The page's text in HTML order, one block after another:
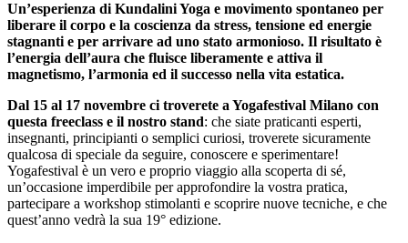
Un’esperienza di Kundalini Yoga e movimento spontaneo per
liberare il corpo e la coscienza da stress, tensione ed energie
stagnanti e per arrivare ad uno stato armonioso. Il risultato è
l’energia dell’aura che fluisce liberamente e attiva il
magnetismo, l’armonia ed il successo nella vita estatica.
Dal 15 al 17 novembre ci troverete a Yogafestival Milano con
questa freeclass e il nostro stand: che siate praticanti esperti,
insegnanti, principianti o semplici curiosi, troverete sicuramente
qualcosa di speciale da seguire, conoscere e sperimentare!
Yogafestival è un vero e proprio viaggio alla scoperta di sé,
un’occasione imperdibile per approfondire la vostra pratica,
partecipare a workshop stimolanti e scoprire nuove tecniche, e che
quest’anno vedrà la sua 19° edizione.